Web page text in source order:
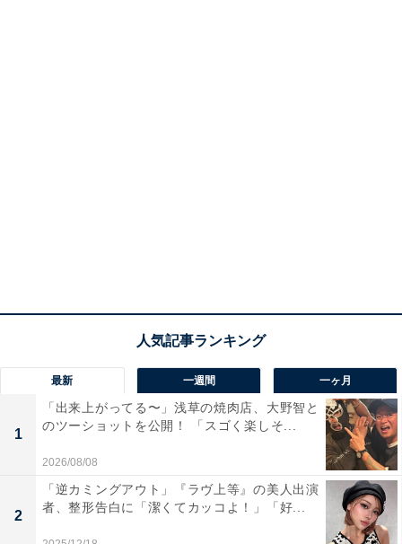
最新 一週間 一ヶ月
1
「出来上がってる〜」浅草の焼肉店、大野智と
のツーショットを公開！ 「スゴく楽しそ...
2026/08/08
2
「逆カミングアウト」『ラヴ上等』の美人出演
者、整形告白に「潔くてカッコよ！」「好...